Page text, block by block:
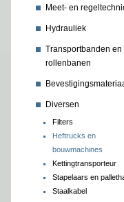
Meet- en
Hydrauliek
Transportbanden en
rollenbanen
Diversen
Filters
Heftrucks en
bouwmachines
Kettingtransporteur
Stapelaars en
Staalkabel